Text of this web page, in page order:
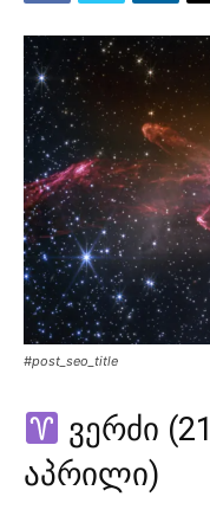
#post_seo_title
ვერძი
აპრილი)